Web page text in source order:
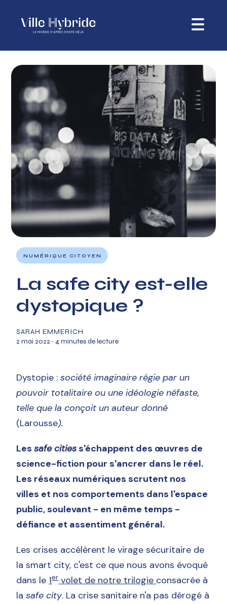
NUMÉRIQUE CITOYEN
La safe city est-elle
dystopique ?
SARAH EMMERICH
2 mai 2022 ∙ 4 minutes de lecture
Dystopie :société imaginaire régie par un
pouvoir totalitaire ou une idéologie néfaste,
telle que la conçoit un auteur donné
(Larousse).
Lessafe citiess'échappent des œuvres de
science-fiction pour s'ancrer dans le réel.
Les réseaux numériques scrutent nos
villes et nos comportements dans l'espace
public, soulevant - en même temps -
défiance et assentiment général.
Les crises accélèrent le virage sécuritaire de
la smart city, c'est ce que nous avons évoqué
dans le 1ervolet de notre trilogie consacrée à
lasafe city. La crise sanitaire n'a pas dérogé à